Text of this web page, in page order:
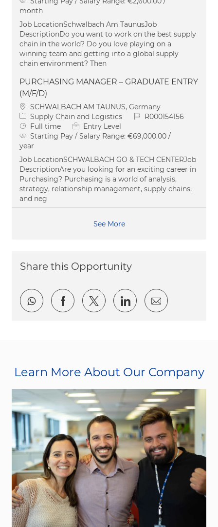
month
Job LocationSchwalbach Am TaunusJob
DescriptionDo you want to work on the best supply
chain in the world? Do you love playing on a
winning team and getting into a global supply
chain environment? Then
PURCHASING MANAGER – GRADUATE ENTRY
(M/F/D)
Location
SCHWALBACH AM TAUNUS, Germany
Category
Supply Chain and Logistics Job IdR000154156
Job Type
Full time
Entry Level
Starting Pay / Salary Range: €69,000.00 /
year
Job LocationSCHWALBACH GO & TECH CENTERJob
DescriptionAre you looking for an exciting career in
Purchasing? Purchasing is a world of analysis,
strategy, relationship management, supply chains,
and neg
See More
Share this Opportunity
Share via whatsapp
Share via Facebook
Share via twitter
Share viaShare via
Learn More About Our Company